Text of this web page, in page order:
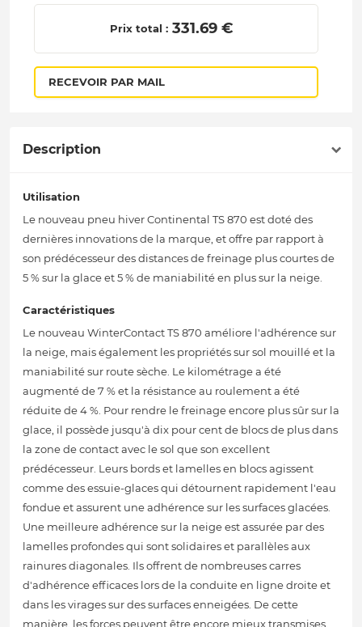
Prix total : 331.69 €
RECEVOIR PAR MAIL
Description
Utilisation
Le nouveau pneu hiver Continental TS 870 est doté des
dernières innovations de la marque, et offre par rapport à
son prédécesseur des distances de freinage plus courtes de
5 % sur la glace et 5 % de maniabilité en plus sur la neige.
Caractéristiques
Le nouveau WinterContact TS 870 améliore l'adhérence sur
la neige, mais également les propriétés sur sol mouillé et la
maniabilité sur route sèche. Le kilométrage a été
augmenté de 7 % et la résistance au roulement a été
réduite de 4 %. Pour rendre le freinage encore plus sûr sur la
glace, il possède jusqu'à dix pour cent de blocs de plus dans
la zone de contact avec le sol que son excellent
prédécesseur. Leurs bords et lamelles en blocs agissent
comme des essuie-glaces qui détournent rapidement l'eau
fondue et assurent une adhérence sur les surfaces glacées.
Une meilleure adhérence sur la neige est assurée par des
lamelles profondes qui sont solidaires et parallèles aux
rainures diagonales. Ils offrent de nombreuses carres
d'adhérence efficaces lors de la conduite en ligne droite et
dans les virages sur des surfaces enneigées. De cette
manière, les forces peuvent être encore mieux transmises.